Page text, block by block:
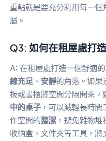
重點就是要充分利用每一
屬。
Q3: 如何在租屋處打
A: 在租屋處打造一個舒適
線充足、 安靜的角落。如果
板或書櫃將空間分隔開來。
中的桌子，可以減輕長時間
作空間的整潔 ，避免雜物
收納盒、文件夾等工具，